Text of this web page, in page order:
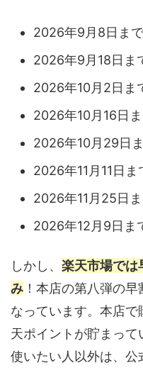
2026年9月8日ま
2026年9月18日ま
2026年10月2日ま
2026年10月16日
2026年10月29日
2026年11月11日ま
2026年11月25日
2026年12月9日ま
しかし、 楽天市場では
み ！本店の第八弾の
なっています。本店
天ポイントが貯まっ
使いたい人以外は、